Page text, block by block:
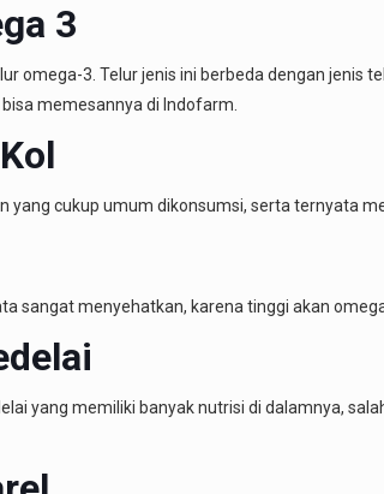
3
omega-3. Telur jenis ini berbeda dengan
memesannya di Indofarm.
yang cukup umum dikonsumsi, serta ternyata
sangat menyehatkan, karena tinggi akan
yang memiliki banyak nutrisi di dalamnya,